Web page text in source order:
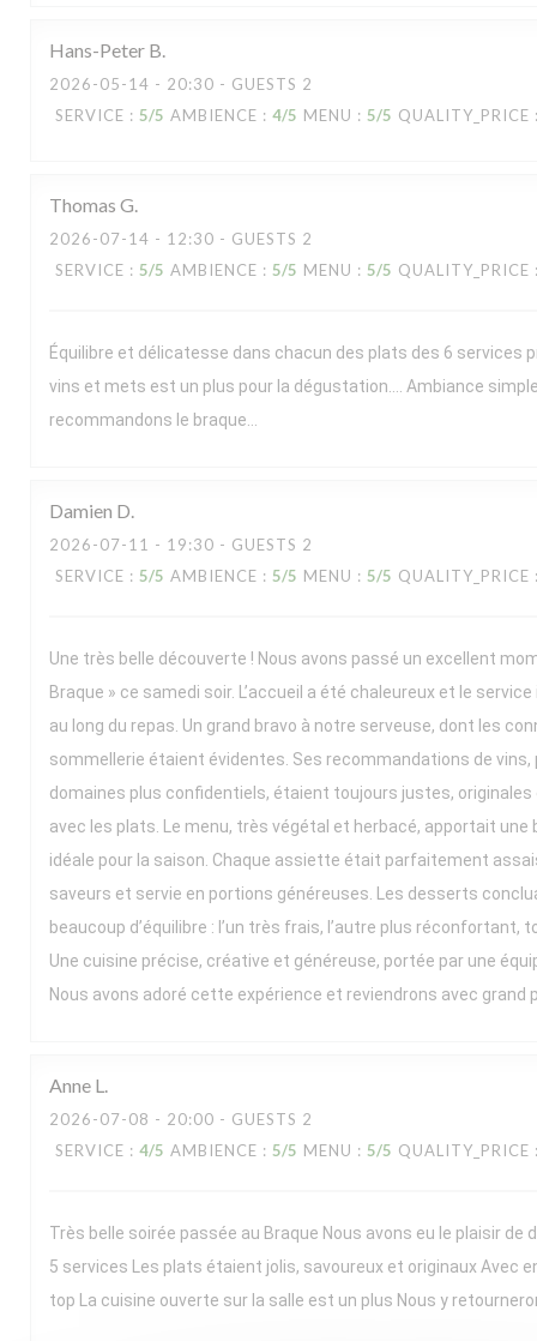
Hans-Peter B
2026-05-14 - 20:30 - GUESTS 2
SERVICE : 5/5 AMBIENCE : 4/5 MENU : 5/5 QUALITY_PRICE
Thomas G
2026-07-14 - 12:30 - GUESTS 2
SERVICE : 5/5 AMBIENCE : 5/5 MENU : 5/5 QUALITY_PRICE
Équilibre et délicatesse dans chacun des plats des 6 services
vins et mets est un plus pour la dégustation…. Ambiance
recommandons le braque…
Damien D
2026-07-11 - 19:30 - GUESTS 2
SERVICE : 5/5 AMBIENCE : 5/5 MENU : 5/5 QUALITY_PRICE
Une très belle découverte ! Nous avons passé un excellent
Braque » ce samedi soir. L’accueil a été chaleureux et le
au long du repas. Un grand bravo à notre serveuse, dont les
sommellerie étaient évidentes. Ses recommandations de
domaines plus confidentiels, étaient toujours justes,
avec les plats. Le menu, très végétal et herbacé, apportait une
idéale pour la saison. Chaque assiette était parfaitement
saveurs et servie en portions généreuses. Les desserts
beaucoup d’équilibre : l’un très frais, l’autre plus réconfortant,
Une cuisine précise, créative et généreuse, portée par une
Nous avons adoré cette expérience et reviendrons avec grand
Anne L
2026-07-08 - 20:00 - GUESTS 2
SERVICE : 4/5 AMBIENCE : 5/5 MENU : 5/5 QUALITY_PRICE
Très belle soirée passée au Braque Nous avons eu le plaisir de
5 services Les plats étaient jolis, savoureux et originaux Avec
top La cuisine ouverte sur la salle est un plus Nous y